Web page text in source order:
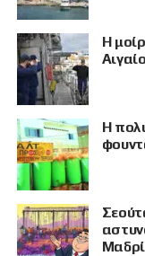
Η
Αιγαίο
Η